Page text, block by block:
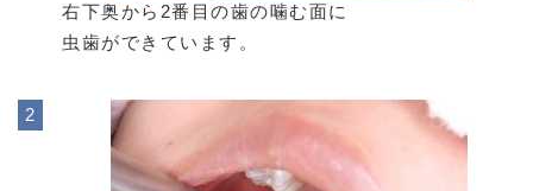
右下奥から2番目の歯の噛む面に
虫歯ができています。